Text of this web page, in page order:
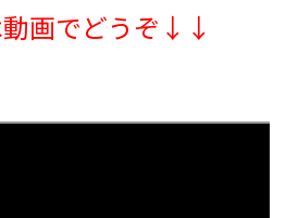
画でどうぞ↓↓